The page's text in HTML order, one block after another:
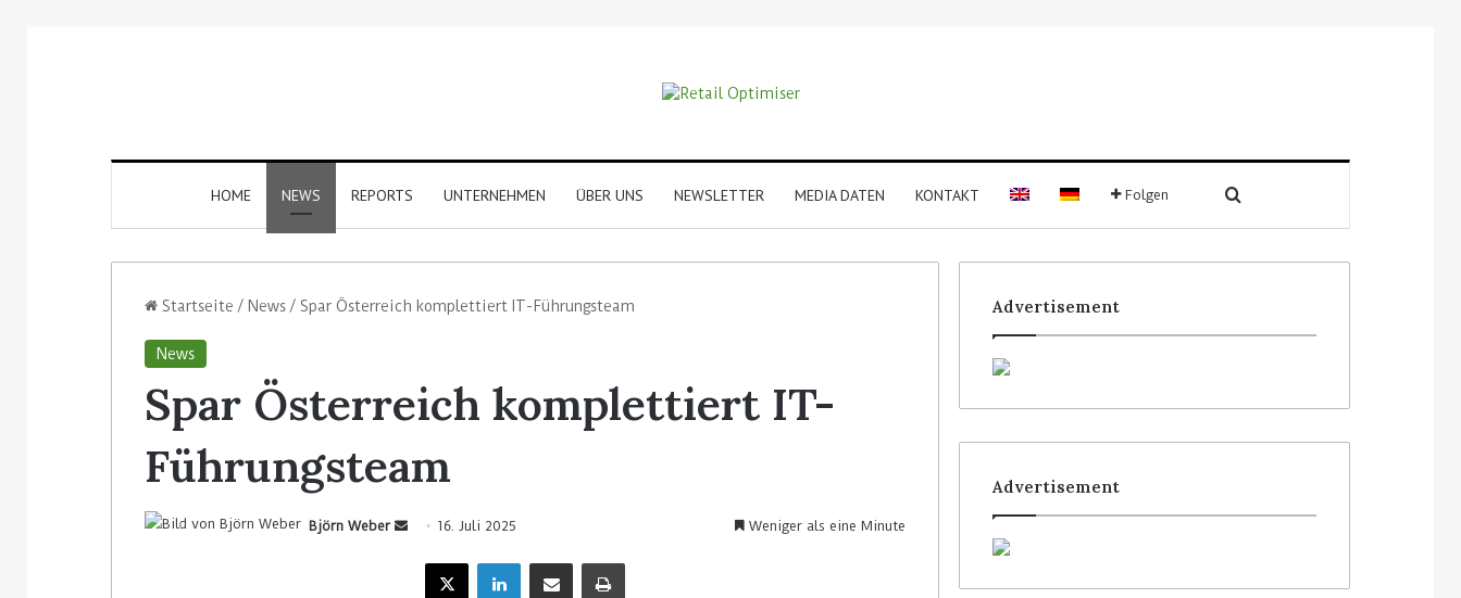
HOME NEWS REPORTS UNTERNEHMEN ÜBER UNS NEWSLETTER MEDIA DATEN KONTAKT Folgen
Startseite / News / Spar Österreich komplettiert IT-Führungsteam
News
Spar Österreich komplettiert IT-
Führungsteam
Björn Weber 16. Juli 2025 Weniger als eine Minute
Advertisement
Advertisement